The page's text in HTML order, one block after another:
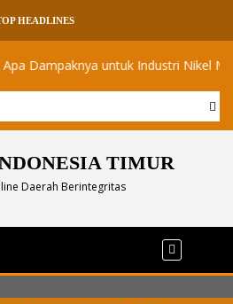
HEADLINES
untuk Industri Nikel Maluku
TIMUR
Daerah Berintegritas